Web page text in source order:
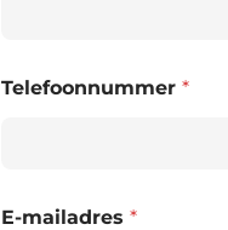
Telefoonnummer *
E-mailadres *